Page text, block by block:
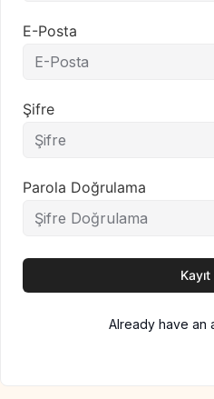
E-Posta
Şifre
Parola Doğrulama
Kayıt
Already have an